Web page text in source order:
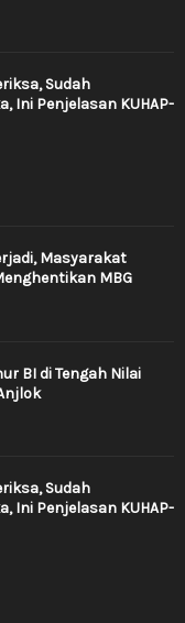
Sudah
Ini Penjelasan KUHAP-
Masyarakat
MBG
BI di Tengah Nilai
Sudah
Ini Penjelasan KUHAP-